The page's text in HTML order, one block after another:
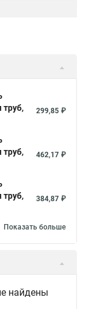
труб,
299,85 ₽
труб,
462,17 ₽
труб,
384,87 ₽
Показать больше
найдены